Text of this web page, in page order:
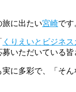
旅に出たい宮崎です
くりえいとビジネ
いただいている
に多彩で、「そ